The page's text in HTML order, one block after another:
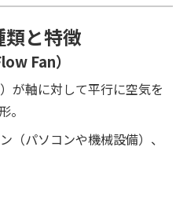
と特徴
Fan）
が軸に対して平行に空気を
。
（パソコンや機械設備）、